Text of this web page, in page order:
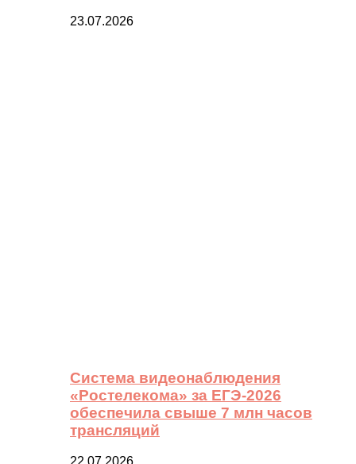
23.07.2026
Система видеонаблюдения
«Ростелекома» за ЕГЭ-2026
обеспечила свыше 7 млн часов
трансляций
22.07.2026